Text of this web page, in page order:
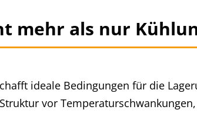
mehr als nur
ideale Bedingungen für die
vor